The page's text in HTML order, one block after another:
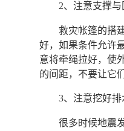
2、注意支撑与
救灾帐篷的搭
好，如果条件允许
意将牵绳拉好，使
的间距，不要让它
3、注意挖好排
很多时候地震